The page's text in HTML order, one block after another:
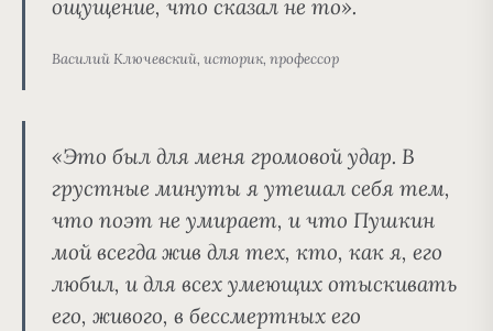
ощущение, что сказал не то».
Василий Ключевский, историк, профессор
«Это был для меня громовой удар. В
грустные минуты я утешал себя тем,
что поэт не умирает, и что Пушкин
мой всегда жив для тех, кто, как я, его
любил, и для всех умеющих отыскивать
его, живого, в бессмертных его